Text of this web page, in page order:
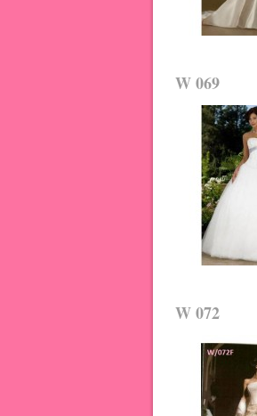
W 069
W 072